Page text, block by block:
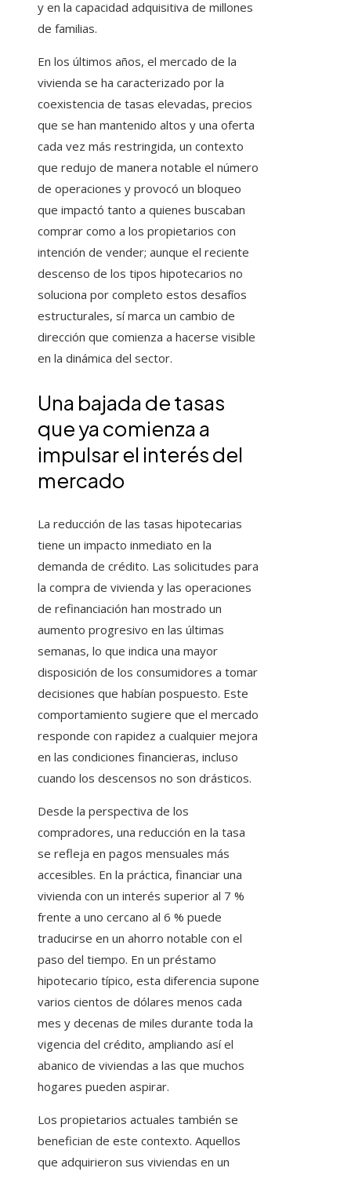
y en la capacidad adquisitiva de millones
de familias.
En los últimos años, el mercado de la
vivienda se ha caracterizado por la
coexistencia de tasas elevadas, precios
que se han mantenido altos y una oferta
cada vez más restringida, un contexto
que redujo de manera notable el número
de operaciones y provocó un bloqueo
que impactó tanto a quienes buscaban
comprar como a los propietarios con
intención de vender; aunque el reciente
descenso de los tipos hipotecarios no
soluciona por completo estos desafíos
estructurales, sí marca un cambio de
dirección que comienza a hacerse visible
en la dinámica del sector.
Una bajada de tasas
que ya comienza a
impulsar el interés del
mercado
La reducción de las tasas hipotecarias
tiene un impacto inmediato en la
demanda de crédito. Las solicitudes para
la compra de vivienda y las operaciones
de refinanciación han mostrado un
aumento progresivo en las últimas
semanas, lo que indica una mayor
disposición de los consumidores a tomar
decisiones que habían pospuesto. Este
comportamiento sugiere que el mercado
responde con rapidez a cualquier mejora
en las condiciones financieras, incluso
cuando los descensos no son drásticos.
Desde la perspectiva de los
compradores, una reducción en la tasa
se refleja en pagos mensuales más
accesibles. En la práctica, financiar una
vivienda con un interés superior al 7 %
frente a uno cercano al 6 % puede
traducirse en un ahorro notable con el
paso del tiempo. En un préstamo
hipotecario típico, esta diferencia supone
varios cientos de dólares menos cada
mes y decenas de miles durante toda la
vigencia del crédito, ampliando así el
abanico de viviendas a las que muchos
hogares pueden aspirar.
Los propietarios actuales también se
benefician de este contexto. Aquellos
que adquirieron sus viviendas en un